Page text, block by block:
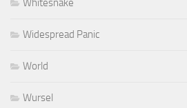
Whitesnake
Widespread Panic
World
Wursel